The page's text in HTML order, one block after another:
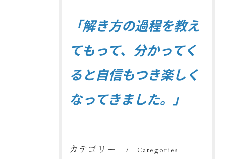
「解き方の過程を教え
てもって、分かってく
ると自信もつき楽しく
なってきました。」
カテゴリー Categories